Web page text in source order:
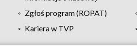
Zgłoś program (ROPAT)
Kariera w TVP